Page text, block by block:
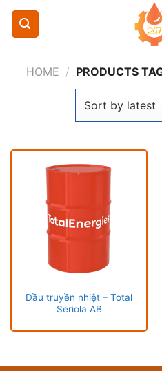
Chuyển
nội
HOME / PRODUCTS
Dầu truyền nhiệt – Total
Seriola AB